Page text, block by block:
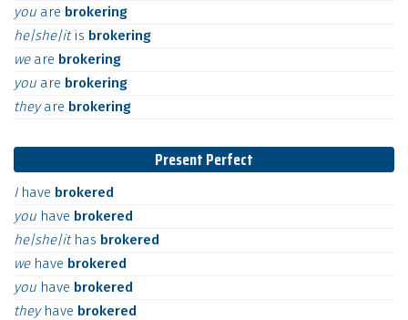
you are brokering
he|she|itis brokering
we are brokering
you are brokering
theyare brokering
Present Perfect
I have brokered
you have brokered
he|she|it has brokered
we have brokered
you have brokered
they have brokered